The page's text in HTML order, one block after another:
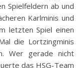
Spielfeldern ab und
Karlminis und
letzten Spiel einen
die Lortzingminis
Wer gerade nicht
das HSG-Team